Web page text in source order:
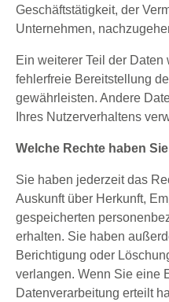
Geschäftstätigkeit, der
Unternehmen,
Ein weiterer Teil der
fehlerfreie Bereitstellung
gewährleisten. Andere
Ihres Nutzerverhaltens
Welche Rechte haben
Sie haben jederzeit das
Auskunft über Herkunft,
gespeicherten
erhalten. Sie haben
Berichtigung oder
verlangen. Wenn Sie eine
Datenverarbeitung erteilt